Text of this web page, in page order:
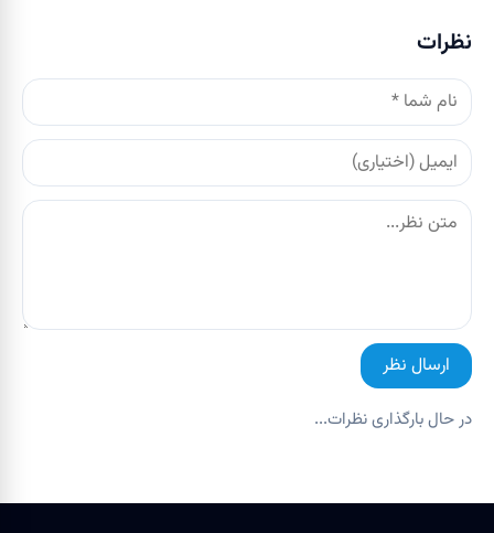
نظرات
ارسال نظر
در حال بارگذاری نظرات...